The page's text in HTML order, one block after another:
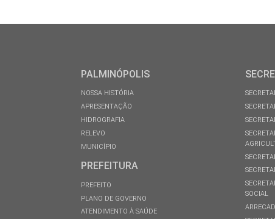
PALMINÓPOLIS
NOSSA HISTÓRIA
APRESENTAÇÃO
HIDROGRAFIA
RELEVO
MUNICÍPIO
PREFEITURA
PREFEITO
PLANO DE GOVERNO
ATENDIMENTO À SAÚDE
SOCIAL